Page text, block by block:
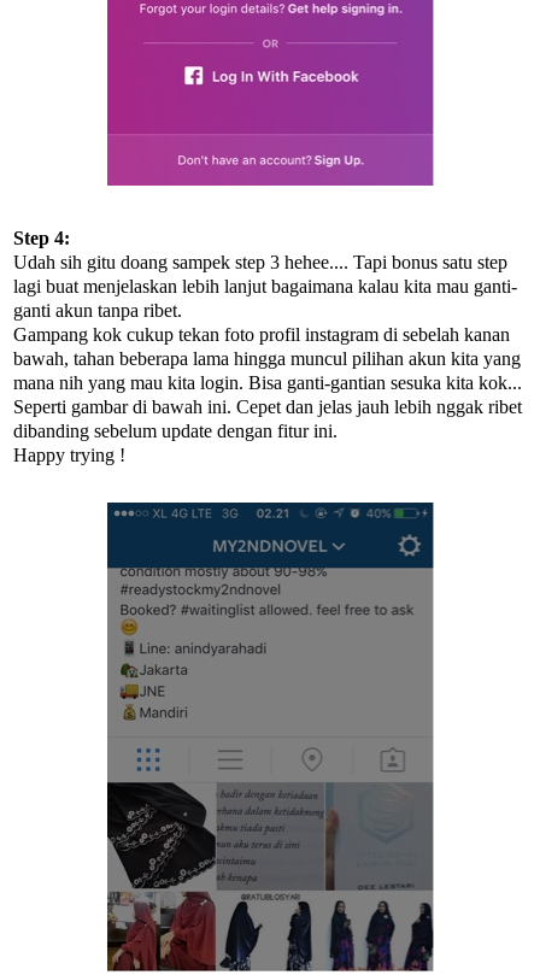
Step 4:
Udah sih gitu doang sampek step 3 hehee.... Tapi bonus satu step
lagi buat menjelaskan lebih lanjut bagaimana kalau kita mau ganti-
ganti akun tanpa ribet.
Gampang kok cukup tekan foto profil instagram di sebelah kanan
bawah, tahan beberapa lama hingga muncul pilihan akun kita yang
mana nih yang mau kita login. Bisa ganti-gantian sesuka kita kok...
Seperti gambar di bawah ini. Cepet dan jelas jauh lebih nggak ribet
dibanding sebelum update dengan fitur ini.
Happy trying !